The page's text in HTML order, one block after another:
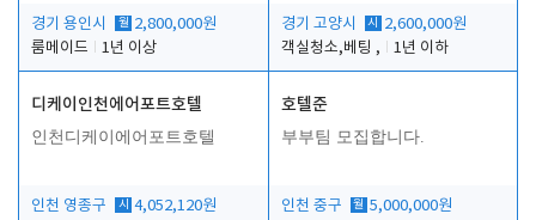
경기 용인시 월 2,800,000원
룸메이드
1년 이상
경기 고양시 시
2,600,000원
객실청소,베팅 ,
1년 이하
디케이인천에어포트호텔
인천디케이에어포트호텔
인천 영종구 시 4,052,120원
호텔준
부부팀 모집합니다.
인천 중구 월 5,000,000원